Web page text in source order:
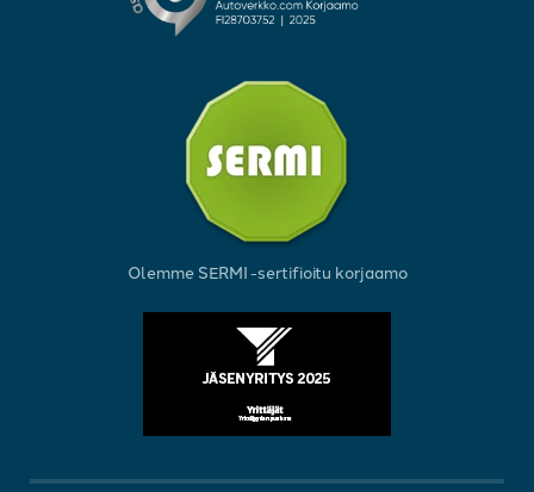
Olemme SERMI -sertifioitu korjaamo